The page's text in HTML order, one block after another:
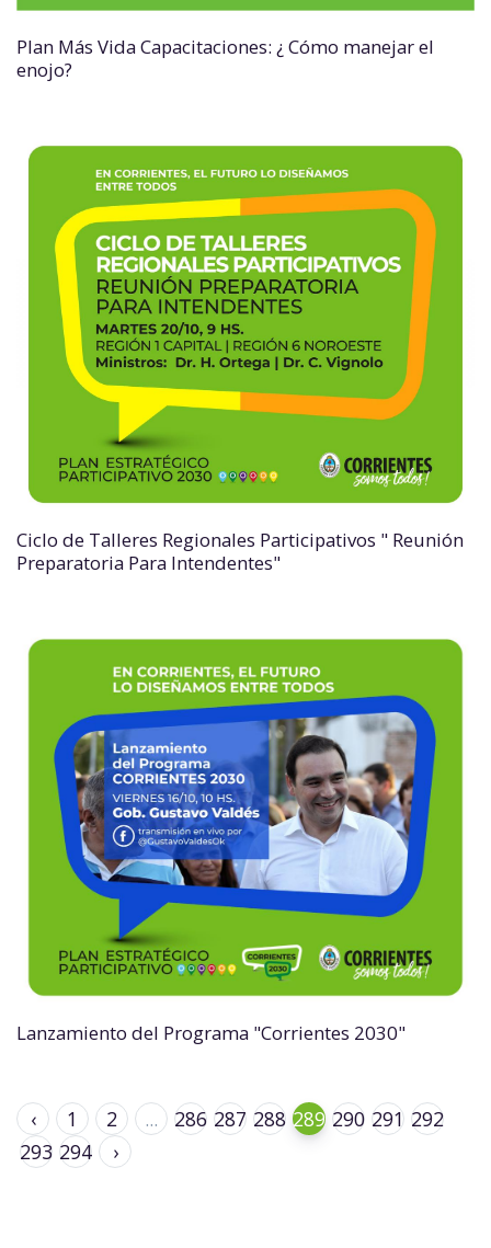
Plan Más Vida Capacitaciones: ¿ Cómo manejar el
enojo?
Ciclo de Talleres Regionales Participativos " Reunión
Preparatoria Para Intendentes"
Lanzamiento del Programa "Corrientes 2030"
‹ 1 2 ... 286 287 288 289 290 291 292
293 294 ›